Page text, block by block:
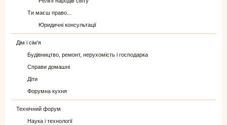
Ти маєш право...
Юридичні консультації
Дім і сім'я
Будівництво, ремонт, нерухомість і господарка
Справи домашні
Діти
Форумна кухня
Технічний форум
Наука і технології